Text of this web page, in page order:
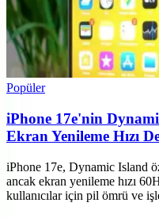
Popüler
iPhone 17e'nin
Ekran Yenileme Hızı
iPhone 17e, Dynamic Island
ancak ekran yenileme hızı
kullanıcılar için pil ömrü ve